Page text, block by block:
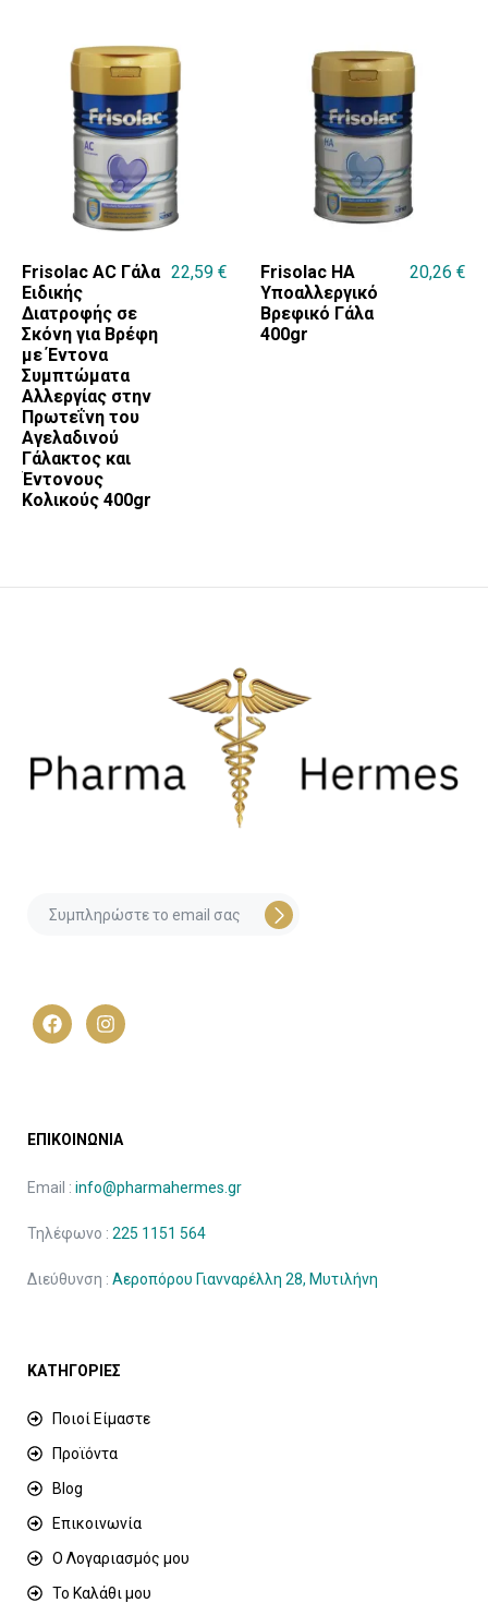
Frisolac AC Γάλα
Ειδικής
Διατροφής σε
Σκόνη για Βρέφη
με Έντονα
Συμπτώματα
Αλλεργίας στην
Πρωτεΐνη του
Αγελαδινού
Γάλακτος και
Έντονους
Κολικούς 400gr
22,59 €
Frisolac HA
Υποαλλεργικό
Βρεφικό Γάλα
400gr
20,26 €
ΕΠΙΚΟΙΝΩΝΙΑ
Email : info@pharmahermes.gr
Τηλέφωνο : 225 1151 564
Διεύθυνση : Αεροπόρου Γιανναρέλλη 28, Μυτιλήνη
ΚΑΤΗΓΟΡΙΕΣ
Ποιοί Είμαστε
Προϊόντα
Blog
Επικοινωνία
Ο Λογαριασμός μου
Το Καλάθι μου